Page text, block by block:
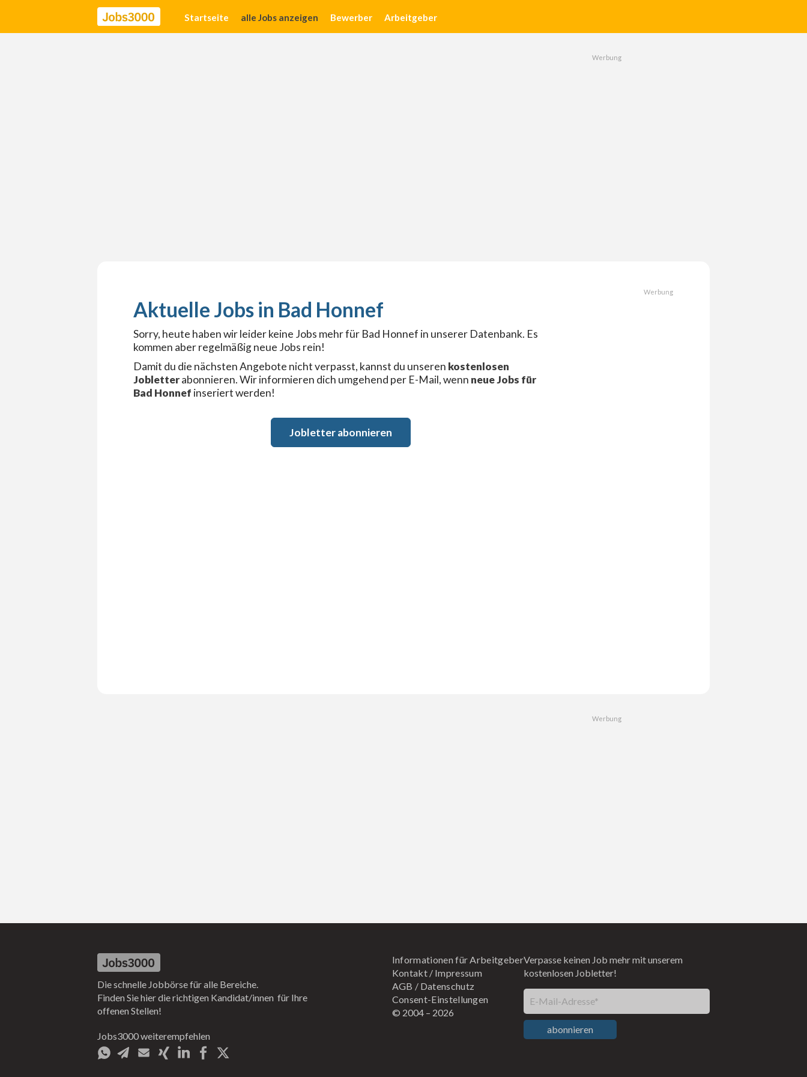
Startseite alle Jobs anzeigen Bewerber Arbeitgeber
Bad Honnef
Sorry, heute haben wir leider keine Jobs mehr für Bad Honnef in unserer Datenbank. Es
kommen aber regelmäßig neue Jobs rein!
Damit du die nächsten Angebote nicht verpasst, kannst du unseren kostenlosen
Jobletterabonnieren. Wir informieren dich umgehend per E-Mail, wenn neue Jobs für
Bad Honnef inseriert werden!
Jobletter abonnieren
Die schnelle Jobbörse für alle Bereiche.
Finden Sie hier die richtigen Kandidat/innen für Ihre
offenen Stellen!
Jobs3000 weiterempfehlen
Informationen für Arbeitgeber
Kontakt/ Impressum
AGB / Datenschutz
Consent-Einstellungen
© 2004 – 2026
Verpasse keinen Job mehr mit unserem
kostenlosen Jobletter!
E-Mail-Adresse*
abonnieren